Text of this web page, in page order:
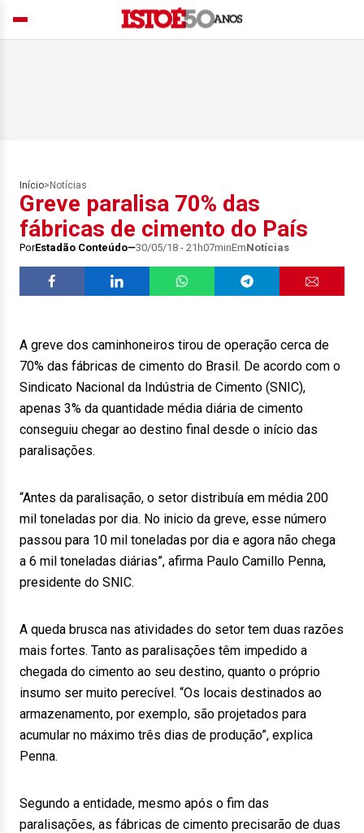
Início> Notícias
Greve paralisa 70% das
fábricas de cimento do País
PorEstadão Conteúdo 30/05/18 - 21h07minEmNotícias
A greve dos caminhoneiros tirou de operação cerca de
70% das fábricas de cimento do Brasil. De acordo com o
Sindicato Nacional da Indústria de Cimento (SNIC),
apenas 3% da quantidade média diária de cimento
conseguiu chegar ao destino final desde o início das
paralisações.
“Antes da paralisação, o setor distribuía em média 200
mil toneladas por dia. No inicio da greve, esse número
passou para 10 mil toneladas por dia e agora não chega
a 6 mil toneladas diárias”, afirma Paulo Camillo Penna,
presidente do SNIC.
A queda brusca nas atividades do setor tem duas razões
mais fortes. Tanto as paralisações têm impedido a
chegada do cimento ao seu destino, quanto o próprio
insumo ser muito perecível. “Os locais destinados ao
armazenamento, por exemplo, são projetados para
acumular no máximo três dias de produção”, explica
Penna.
Segundo a entidade, mesmo após o fim das
paralisações, as fábricas de cimento precisarão de duas